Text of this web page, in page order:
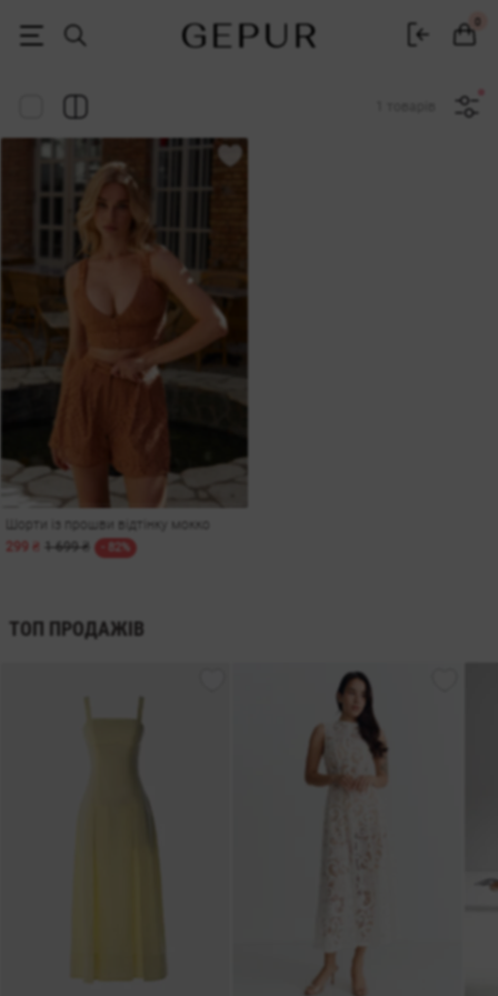
Шорти із прошви відтінку мокко
299 ₴
1 699 ₴ - 82%
ТОП ПРОДАЖІВ